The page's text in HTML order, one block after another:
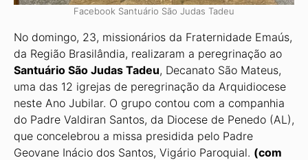
Facebook Santuário São Judas Tadeu
No domingo, 23, missionários da Fraternidade Emaús,
da Região Brasilândia, realizaram a peregrinação ao
Santuário São Judas Tadeu, Decanato São Mateus,
uma das 12 igrejas de peregrinação da Arquidiocese
neste Ano Jubilar. O grupo contou com a companhia
do Padre Valdiran Santos, da Diocese de Penedo (AL),
que concelebrou a missa presidida pelo Padre
Geovane Inácio dos Santos, Vigário Paroquial. (com